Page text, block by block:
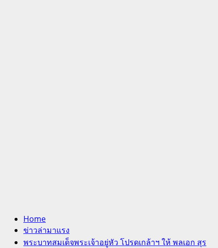
Home
ข่าวล่ามาแรง
พระบาทสมเด็จพระเจ้าอยู่หัว โปรดเกล้าฯ ให้ พลเอก สุร